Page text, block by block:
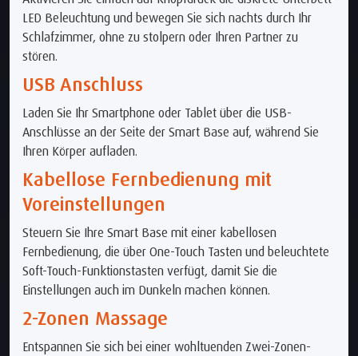
LED Beleuchtung und bewegen Sie sich nachts durch Ihr
Schlafzimmer, ohne zu stolpern oder Ihren Partner zu
stören.
USB Anschluss
Laden Sie Ihr Smartphone oder Tablet über die USB-
Anschlüsse an der Seite der Smart Base auf, während Sie
Ihren Körper aufladen.
Kabellose Fernbedienung mit
Voreinstellungen
Steuern Sie Ihre Smart Base mit einer kabellosen
Fernbedienung, die über One-Touch Tasten und beleuchtete
Soft-Touch-Funktionstasten verfügt, damit Sie die
Einstellungen auch im Dunkeln machen können.
2-Zonen Massage
Entspannen Sie sich bei einer wohltuenden Zwei-Zonen-